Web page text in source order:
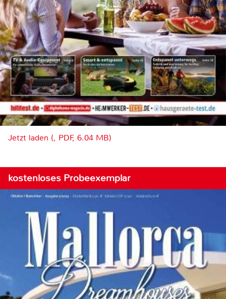
Jetzt laden (, PDF, 6.04 MB)
kostenloses Probeexemplar